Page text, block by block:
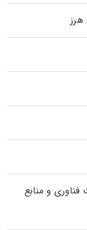
هرز
و منابع